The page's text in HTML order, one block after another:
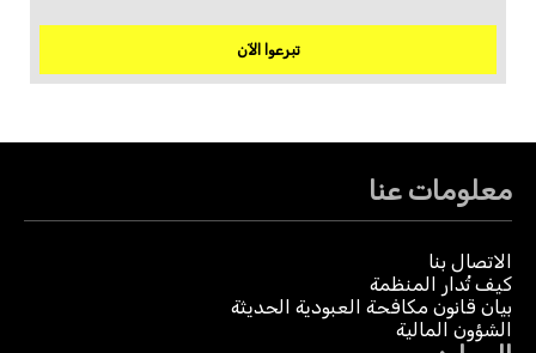
تبرعوا الآن
معلومات عنا
الاتصال بنا
كيف تُدار المنظمة
بيان قانون مكافحة العبودية الحديثة
الشؤون المالية